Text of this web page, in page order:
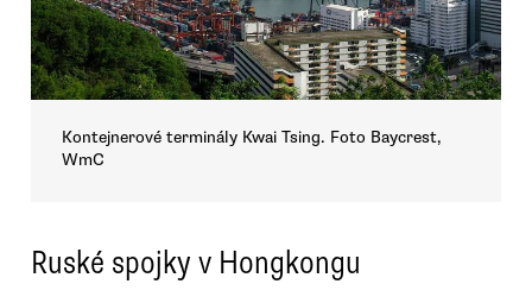
Kontejnerové terminály Kwai Tsing. Foto Baycrest,
WmC
Ruské spojky v Hongkongu